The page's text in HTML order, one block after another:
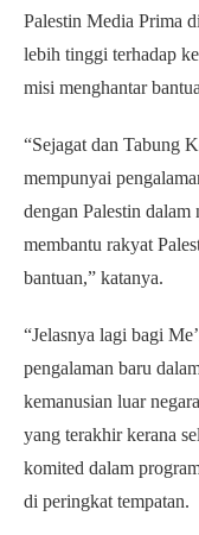
Palestin Media Prima
lebih tinggi terhadap
misi menghantar
“Sejagat dan Tabung
mempunyai
dengan Palestin
membantu rakyat
bantuan,” katanya.
“Jelasnya lagi bagi
pengalaman baru
kemanusian luar
yang terakhir kerana
komited dalam
di peringkat tempatan.